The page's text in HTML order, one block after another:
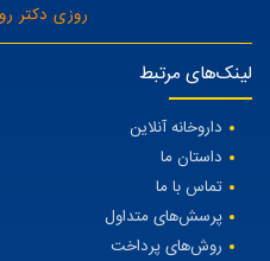
روزی دکتر
لینک‌های مرتبط
داروخانه آنلاین
داستان ما
تماس با ما
پرسش‌های متداول
روش‌های پرداخت